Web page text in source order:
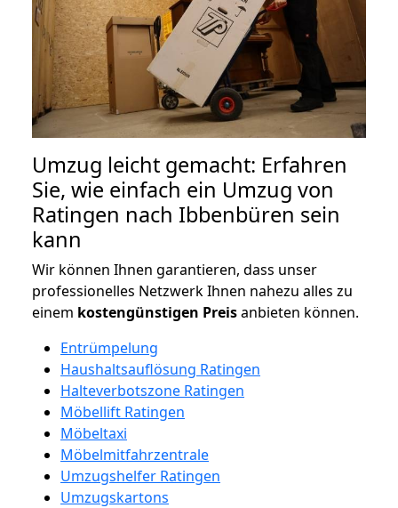
Umzug leicht gemacht: Erfahren
Sie, wie einfach ein Umzug von
Ratingen nach Ibbenbüren sein
kann
Wir können Ihnen garantieren, dass unser
professionelles Netzwerk Ihnen nahezu alles zu
einem kostengünstigen Preisanbieten können.
Entrümpelung
Haushaltsauflösung Ratingen
Halteverbotszone Ratingen
Möbellift Ratingen
Möbeltaxi
Möbelmitfahrzentrale
Umzugshelfer Ratingen
Umzugskartons